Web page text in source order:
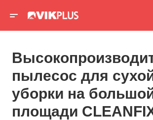
пылесос для
уборки на
площади